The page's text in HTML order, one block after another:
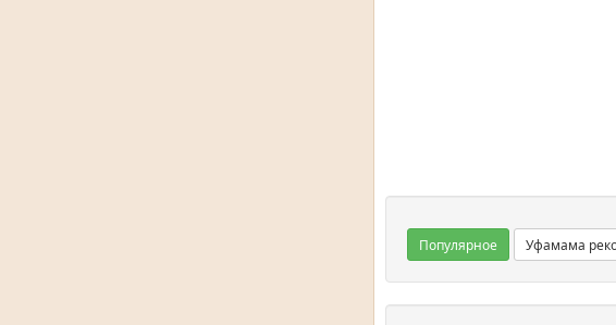
Популярное Уфамама